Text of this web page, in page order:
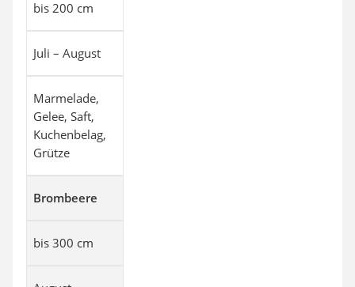
bis 200 cm
Juli – August
Marmelade,
Gelee, Saft,
Kuchenbelag,
Grütze
Brombeere
bis 300 cm